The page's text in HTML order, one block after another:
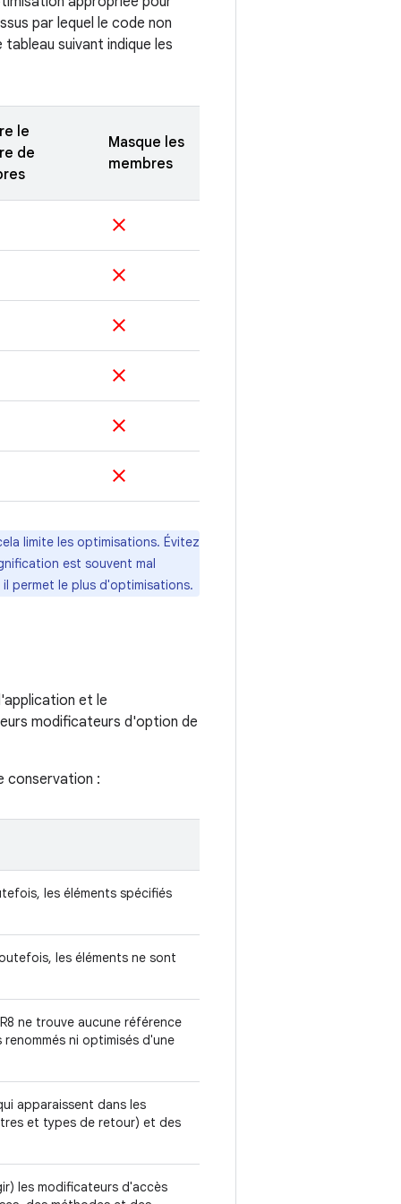
par lequel le code non
suivant indique les
le
de
Masque les
membres
clear
clear
clear
clear
clear
clear
limite les optimisations. Évitez
est souvent mal
il permet le plus d'optimisations.
et le
modificateurs d'option de
conservation :
les éléments spécifiés
les éléments ne sont
ne trouve aucune référence
ni optimisés d'une
apparaissent dans les
et types de retour) et des
les modificateurs d'accès